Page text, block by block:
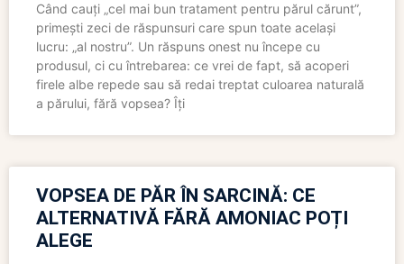
Când cauți „cel mai bun tratament pentru părul cărunt”,
primești zeci de răspunsuri care spun toate același
lucru: „al nostru”. Un răspuns onest nu începe cu
produsul, ci cu întrebarea: ce vrei de fapt, să acoperi
firele albe repede sau să redai treptat culoarea naturală
a părului, fără vopsea? Îți
VOPSEA DE PĂR ÎN SARCINĂ: CE
ALTERNATIVĂ FĂRĂ AMONIAC POȚI
ALEGE